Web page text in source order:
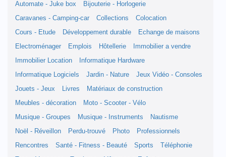
Automate - Juke box
Bijouterie - Horlogerie
Caravanes - Camping-car
Collections
Colocation
Cours - Etude
Développement durable
Echange de maisons
Electroménager
Emplois Hôtellerie
Immobilier a vendre
Immobilier Location
Informatique Hardware
Informatique Logiciels
Jardin - Nature
Jeux Vidéo - Consoles
Jouets - Jeux
Livres
Matériaux de construction
Meubles - décoration
Moto - Scooter - Vélo
Musique - Groupes
Musique - Instruments
Nautisme
Noël - Réveillon
Perdu-trouvé Photo
Professionnels
Rencontres
Santé - Fitness - Beauté Sports
Téléphonie